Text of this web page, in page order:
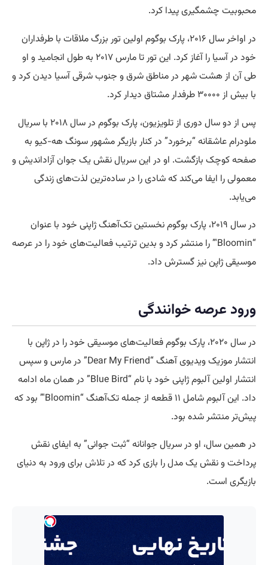
محبوبیت چشمگیری پیدا کرد.
در اواخر سال ۲۰۱۶، پارک بوگوم اولین تور بزرگ ملاقات با طرفداران
خود در آسیا را آغاز کرد. این تور تا مارس ۲۰۱۷ به طول انجامید و او
طی آن از هشت شهر در مناطق شرق و جنوب شرقی آسیا دیدن کرد و
با بیش از ۳۰۰۰۰ طرفدار مشتاق دیدار کرد.
پس از دو سال دوری از تلویزیون، پارک بوگوم در سال ۲۰۱۸ با سریال
ملودرام عاشقانه “برخورد” در کنار بازیگر مشهور سونگ هه-کیو به
صفحه کوچک بازگشت. او در این سریال نقش یک جوان آزاداندیش و
معمولی را ایفا می‌کند که شادی را در ساده‌ترین لذت‌های زندگی
می‌یابد.
در سال ۲۰۱۹، پارک بوگوم نخستین تک‌آهنگ ژاپنی خود با عنوان
“Bloomin'” را منتشر کرد و بدین ترتیب فعالیت‌های خود را در عرصه
موسیقی ژاپن نیز گسترش داد.
ورود عرصه خوانندگی
در سال ۲۰۲۰، پارک بوگوم فعالیت‌های موسیقی خود را در ژاپن با
انتشار موزیک ویدیوی آهنگ “Dear My Friend” در مارس و سپس
انتشار اولین آلبوم ژاپنی خود با نام “Blue Bird” در همان ماه ادامه
داد. این آلبوم شامل ۱۱ قطعه از جمله تک‌آهنگ “Bloomin'” بود که
پیش‌تر منتشر شده بود.
در همین سال، او در سریال جوانانه “ثبت جوانی” به ایفای نقش
پرداخت و نقش یک مدل را بازی کرد که درتلاش برای ورود به دنیای
بازیگری است.